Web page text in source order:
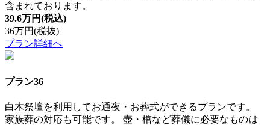
含まれております。
39.6万円(税込)
36万円(税抜)
プラン詳細へ
プラン36
白木祭壇を利用してお通夜・お葬式ができるプランです。
家族葬の対応も可能です。 壺・棺など葬儀に必要なものは